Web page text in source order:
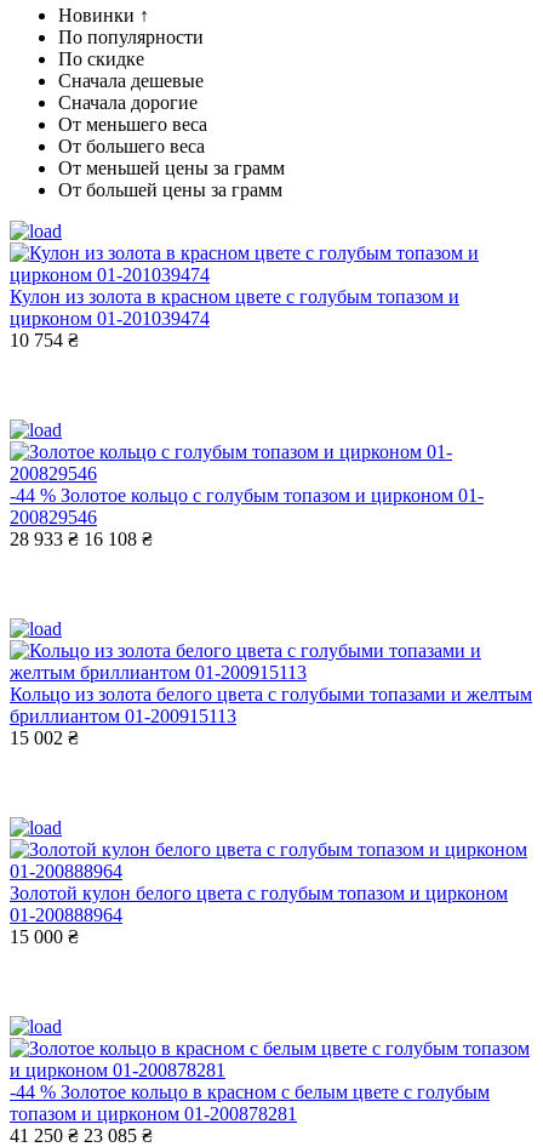
Новинки ↑
По популярности
По скидке
Сначала дешевые
Сначала дорогие
От меньшего веса
От большего веса
От меньшей цены за грамм
От большей цены за грамм
Кулон из золота в красном цвете с голубым топазом и
цирконом 01-201039474
10 754 ₴
-44 % Золотое кольцо с голубым топазом и цирконом 01-
200829546
28 933 ₴ 16 108 ₴
Кольцо из золота белого цвета с голубыми топазами и желтым
бриллиантом 01-200915113
15 002 ₴
Золотой кулон белого цвета с голубым топазом и цирконом
01-200888964
15 000 ₴
-44 % Золотое кольцо в красном с белым цвете с голубым
топазом и цирконом 01-200878281
41 250 ₴ 23 085 ₴